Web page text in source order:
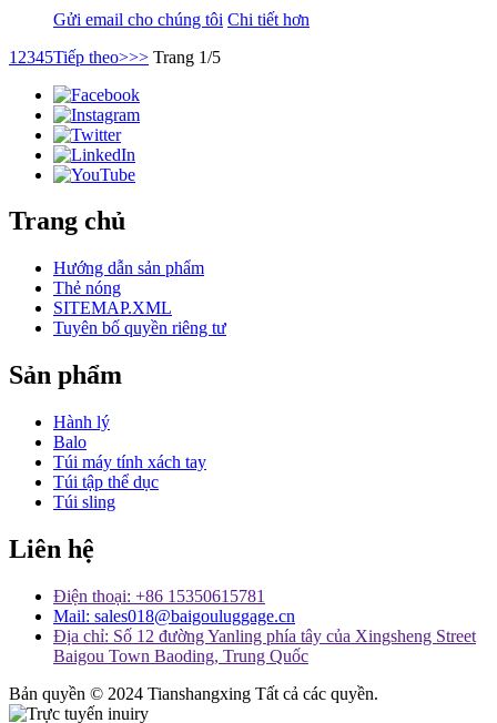
Gửi email cho chúng tôi Chi tiết hơn
1 2345Tiếp theo>>> Trang 1/5
Trang chủ
Hướng dẫn sản phẩm
Thẻ nóng
SITEMAP.XML
Tuyên bố quyền riêng tư
Sản phẩm
Hành lý
Balo
Túi máy tính xách tay
Túi tập thể dục
Túi sling
Liên hệ
Điện thoại: +86 15350615781
Mail: sales018@baigouluggage.cn
Địa chỉ: Số 12 đường Yanling phía tây của Xingsheng Street
Baigou Town Baoding, Trung Quốc
Bản quyền © 2024 Tianshangxing Tất cả các quyền.